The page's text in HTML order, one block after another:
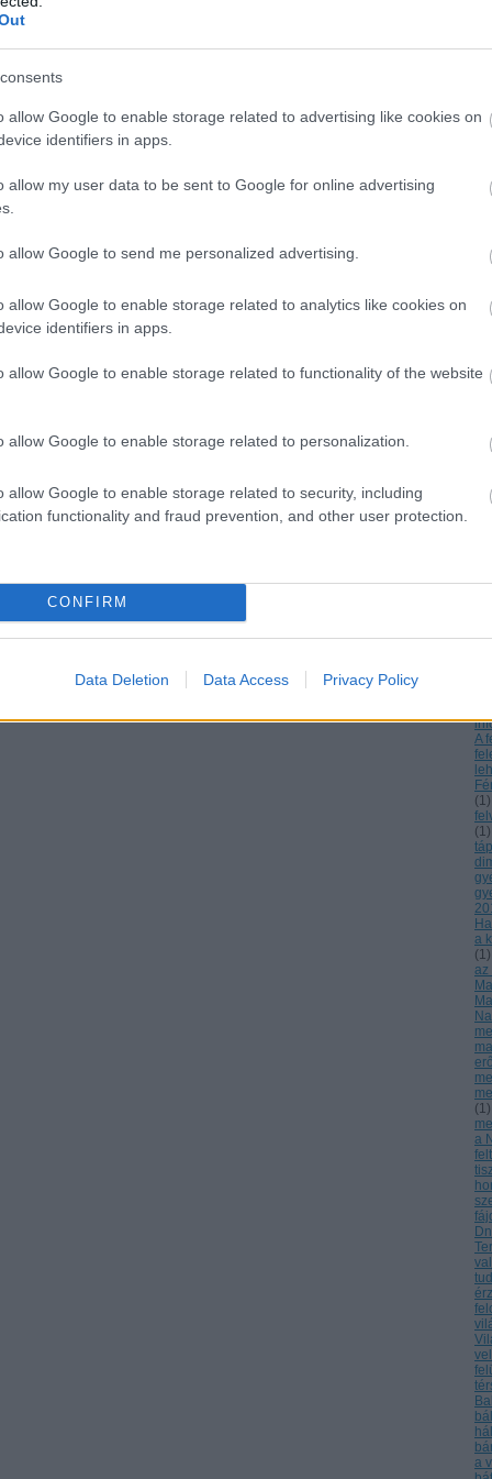
allow Google to enable storage related to advertising like cookies on
identifiers in apps.
allow my user data to be sent to Google for online advertising
allow Google to send me personalized advertising.
allow Google to enable storage related to analytics like cookies on
identifiers in apps.
allow Google to enable storage related to functionality of the website
allow Google to enable storage related to personalization.
allow Google to enable storage related to security, including
functionality and fraud prevention, and other user protection.
CONFIRM
Data Deletion Data Access Privacy Policy
Az
A
(1)
(1)
a
(1)
az
(1)
a
a